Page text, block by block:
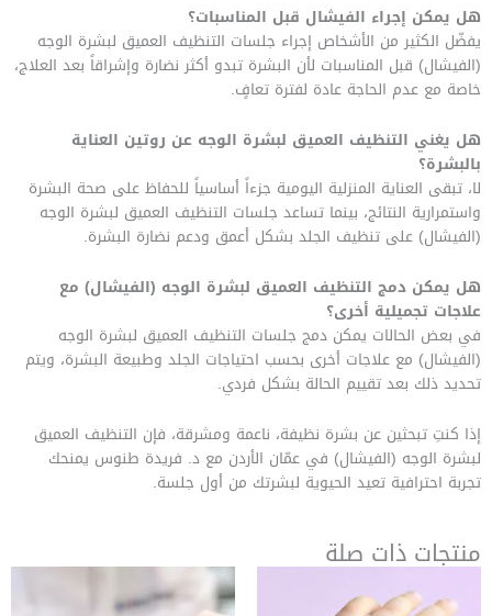
هل يمكن إجراء الفيشال قبل المناسبات؟
يفضّل الكثير من الأشخاص إجراء جلسات التنظيف العميق لبشرة الوجه
(الفيشال) قبل المناسبات لأن البشرة تبدو أكثر نضارة وإشراقاً بعد العلاج،
خاصة مع عدم الحاجة عادة لفترة تعافٍ.
هل يغني التنظيف العميق لبشرة الوجه عن روتين العناية
بالبشرة؟
لا، تبقى العناية المنزلية اليومية جزءاً أساسياً للحفاظ على صحة البشرة
واستمرارية النتائج، بينما تساعد جلسات التنظيف العميق لبشرة الوجه
(الفيشال) على تنظيف الجلد بشكل أعمق ودعم نضارة البشرة.
هل يمكن دمج التنظيف العميق لبشرة الوجه (الفيشال) مع
علاجات تجميلية أخرى؟
في بعض الحالات يمكن دمج جلسات التنظيف العميق لبشرة الوجه
(الفيشال) مع علاجات أخرى بحسب احتياجات الجلد وطبيعة البشرة، ويتم
تحديد ذلك بعد تقييم الحالة بشكل فردي.
إذا كنتِ تبحثين عن بشرة نظيفة، ناعمة ومشرقة، فإن التنظيف العميق
لبشرة الوجه (الفيشال) في عمّان الأردن مع د. فريدة طنوس يمنحك
تجربة احترافية تعيد الحيوية لبشرتك من أول جلسة.
منتجات ذات صلة